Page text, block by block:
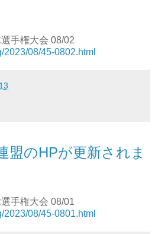
手権大会 08/02
2023/08/45-0802.html
盟のHPが更新されま
手権大会 08/01
2023/08/45-0801.html